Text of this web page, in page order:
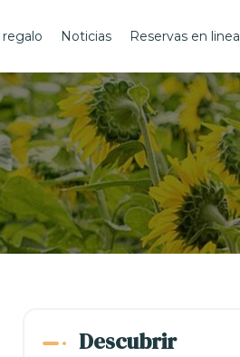
Noticias Reservas en linea
Descubrir